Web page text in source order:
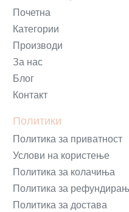
Почетна
Категории
Производи
За нас
Блог
Контакт
Политики
Политика за приватност
Услови на користење
Политика за колачиња
Политика за
Политика за достава